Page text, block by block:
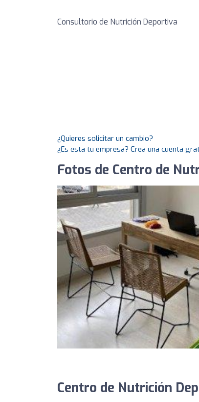
Consultorio de Nutrición Deportiva
¿Quieres solicitar un cambio?
¿Es esta tu empresa? Crea una cuenta
Fotos de Centro de
Centro de Nutrición